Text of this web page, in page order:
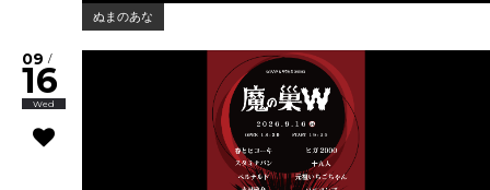
ぬまのあな
09 /
16
Wed